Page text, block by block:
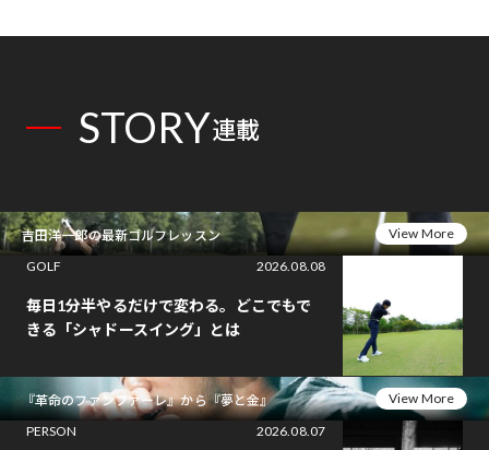
STORY連載
吉田洋一郎の最新ゴルフレッスン
View More
GOLF
2026.08.08
毎日1分半やるだけで変わる。どこでもで
きる「シャドースイング」とは
『革命のファンファーレ』から『夢と金』
View More
PERSON
2026.08.07